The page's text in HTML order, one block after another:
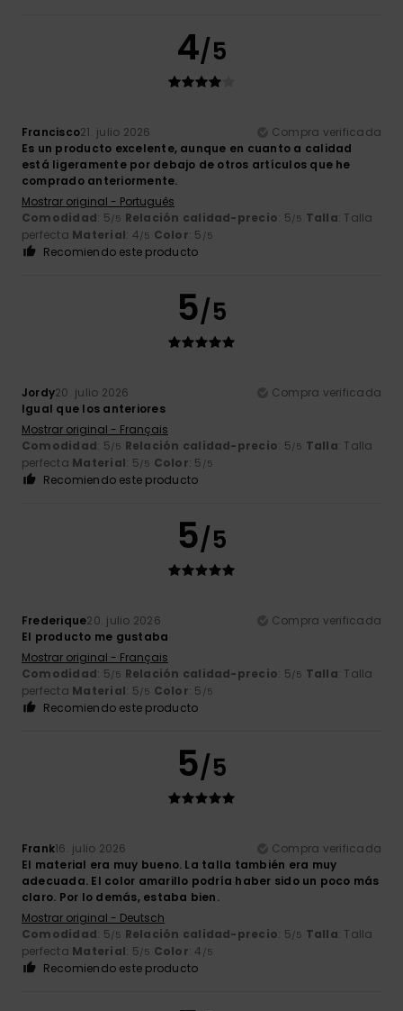
4/5
Francisco21. julio 2026
Compra verificada
Es un producto excelente, aunque en cuanto a calidad
está ligeramente por debajo de otros artículos que he
comprado anteriormente.
Mostrar original - Português
Comodidad: 5/5 Relación calidad-precio: 5/5 Talla: Talla
perfecta Material: 4/5 Color: 5 /5
Recomiendo este producto
5/5
Jordy20. julio 2026
Compra verificada
Igual que los anteriores
Mostrar original - Français
Comodidad: 5/5 Relación calidad-precio: 5/5 Talla: Talla
perfecta Material: 5/5 Color: 5 /5
Recomiendo este producto
5/5
Frederique20. julio 2026
Compra verificada
El producto me gustaba
Mostrar original - Français
Comodidad: 5/5 Relación calidad-precio: 5/5 Talla: Talla
perfecta Material: 5/5 Color: 5 /5
Recomiendo este producto
5/5
Frank16. julio 2026
Compra verificada
El material era muy bueno. La talla también era muy
adecuada. El color amarillo podría haber sido un poco más
claro. Por lo demás, estaba bien.
Mostrar original - Deutsch
Comodidad: 5/5 Relación calidad-precio: 5/5 Talla: Talla
perfecta Material: 5/5 Color: 4 /5
Recomiendo este producto